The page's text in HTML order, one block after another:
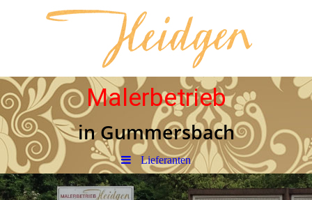
Malerbetrieb
in Gummersbach
Lieferanten